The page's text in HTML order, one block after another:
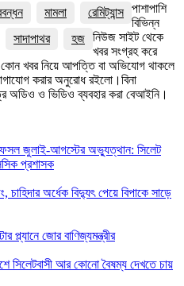
মামলা
রেমিট্যান্স
সাদাপাথর হজ
পাশাপাশি
বিভিন্ন
নিউজ সাইট থেকে
খবর সংগ্রহ করে
খবর নিয়ে আপত্তি বা অভিযোগ থাকলে
করার অনুরোধ রইলো।বিনা
অডিও ও ভিডিও ব্যবহার করা বেআইনি।
ফসল জুলাই-আগস্টের অভ্যুত্থান: সিলেট
প্রশাসক
চাহিদার অর্ধেক বিদ্যুৎ পেয়ে বিপাকে সাড়ে
প্ল্যানে জোর বাণিজ্যমন্ত্রীর
সিলেটবাসী আর কোনো বৈষম্য দেখতে চায়